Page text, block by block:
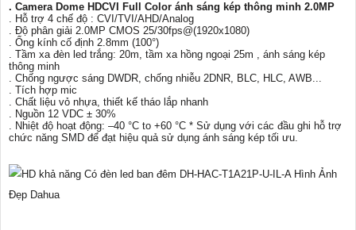
. Camera Dome HDCVI Full Color ánh sáng kép thông minh 2.0MP
. Hỗ trợ 4 chế độ : CVI/TVI/AHD/Analog
. Độ phân giải 2.0MP CMOS 25/30fps@(1920x1080)
. Ống kính cố định 2.8mm (100°)
. Tầm xa đèn led trắng: 20m, tầm xa hồng ngoại 25m , ánh sáng kép
thông minh
. Chống ngược sáng DWDR, chống nhiễu 2DNR, BLC, HLC, AWB...
. Tích hợp mic
. Chất liệu vỏ nhựa, thiết kế tháo lắp nhanh
. Nguồn 12 VDC ± 30%
. Nhiệt độ hoạt động: –40 °C to +60 °C * Sử dụng với các đầu ghi hỗ trợ
chức năng SMD để đạt hiệu quả sử dụng ánh sáng kép tối ưu.